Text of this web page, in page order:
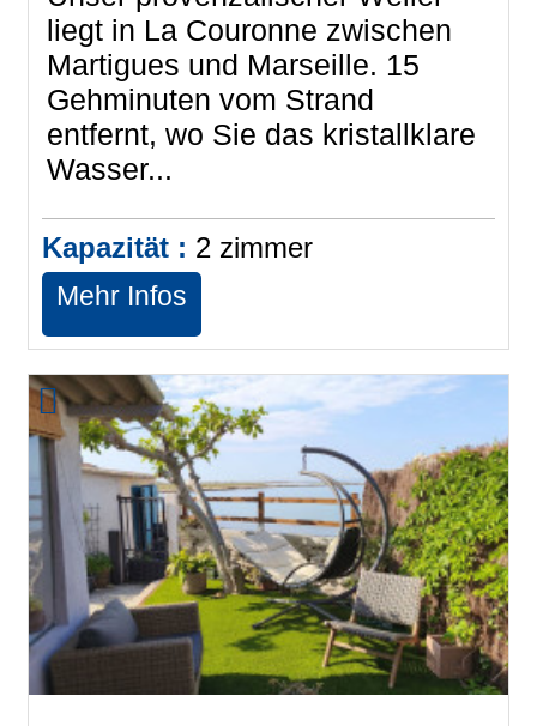
liegt in La Couronne zwischen
Martigues und Marseille. 15
Gehminuten vom Strand
entfernt, wo Sie das kristallklare
Wasser...
Kapazität : 2 zimmer
Mehr Infos